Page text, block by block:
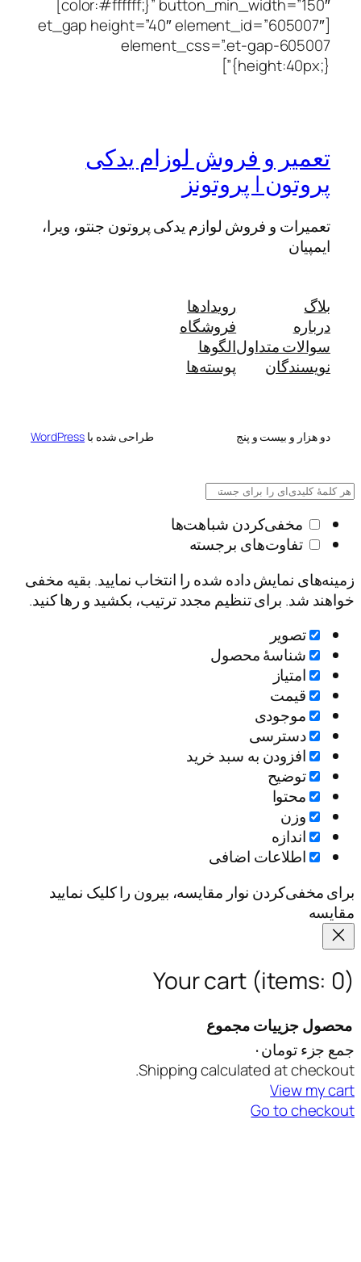
color:#ffffff;}” button_min_width=”150″]
[et_gap height=”40″
لوزام یدکی
یدکی پروتون جنتو، ویرا،
طراحی شده با
شده را انتخاب نمایید. بقیه مخفی
مجدد ترتیب، بکشید و رها کنید.
خرید
بیرون را کلیک نمایید
Your
Shipping